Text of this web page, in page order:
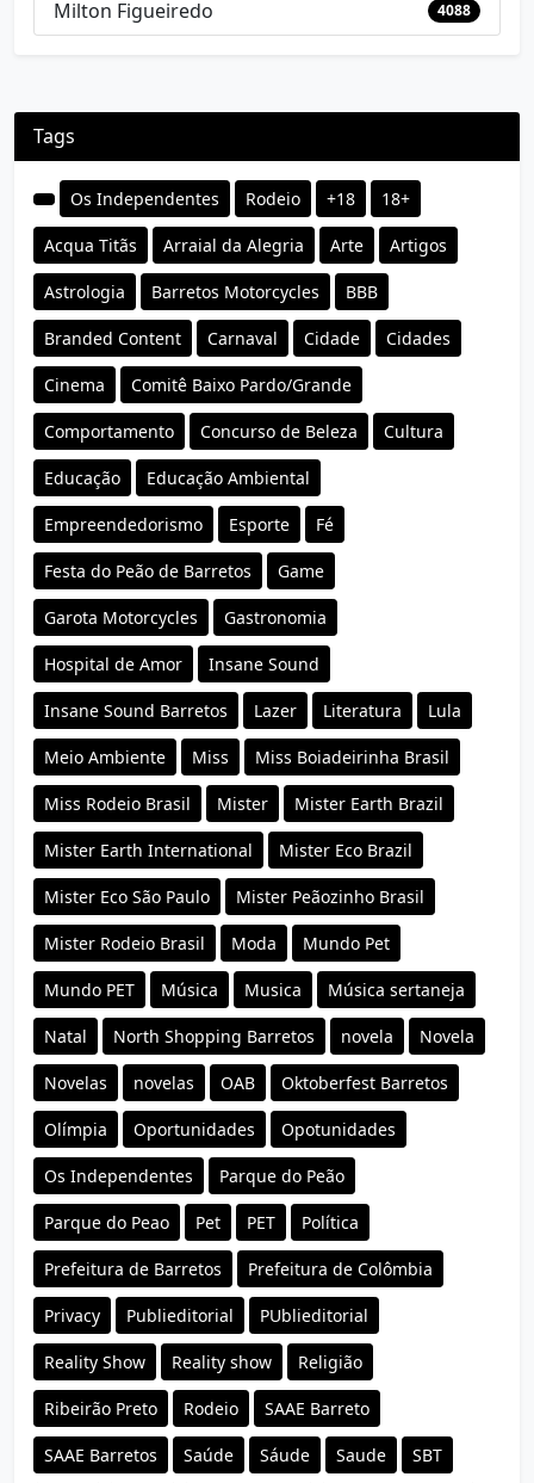
Milton Figueiredo 4088
Tags
Os Independentes Rodeio +18 18+
Acqua Titãs Arraial da Alegria Arte Artigos
Astrologia Barretos Motorcycles BBB
Branded Content Carnaval Cidade Cidades
Cinema Comitê Baixo Pardo/Grande
Comportamento Concurso de Beleza Cultura
Educação Educação Ambiental
Empreendedorismo Esporte Fé
Festa do Peão de Barretos Game
Garota Motorcycles Gastronomia
Hospital de Amor Insane Sound
Insane Sound Barretos Lazer Literatura Lula
Meio Ambiente Miss Miss Boiadeirinha Brasil
Miss Rodeio Brasil Mister Mister Earth Brazil
Mister Earth International Mister Eco Brazil
Mister Eco São Paulo Mister Peãozinho Brasil
Mister Rodeio Brasil Moda Mundo Pet
Mundo PET Música Musica Música sertaneja
Natal North Shopping Barretos novela Novela
Novelas novelas OAB Oktoberfest Barretos
Olímpia Oportunidades Opotunidades
Os Independentes Parque do Peão
Parque do Peao Pet PET Política
Prefeitura de Barretos Prefeitura de Colômbia
Privacy Publieditorial PUblieditorial
Reality Show Reality show Religião
Ribeirão Preto Rodeio SAAE Barreto
SAAE Barretos Saúde Sáude Saude SBT